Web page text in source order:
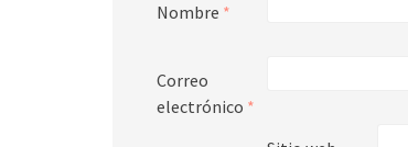
Nombre *
Correo
electrónico *